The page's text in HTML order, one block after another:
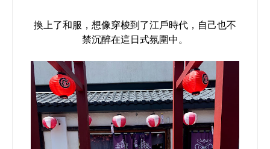
換上了和服，想像穿梭到了江戶時代，自己也不
禁沉醉在這日式氛圍中。